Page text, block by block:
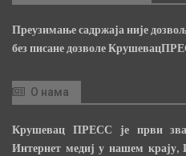
Преузимање садржаја није
без писане дозволе
О нама
Крушевац ПРЕСС је први
Интернет медиј у нашем крају,